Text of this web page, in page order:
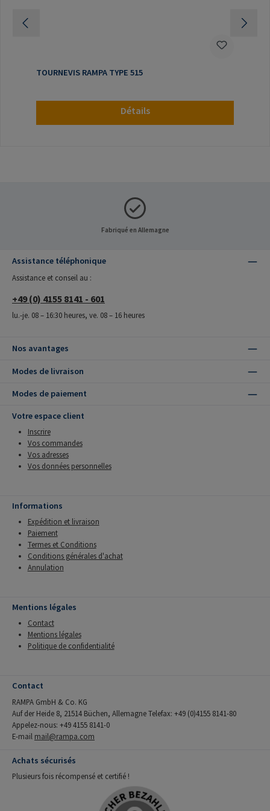
TOURNEVIS RAMPA TYPE 515
Détails
Fabriqué en Allemagne
Assistance téléphonique
Assistance et conseil au :
+49 (0) 4155 8141 - 601
lu.-je. 08 – 16:30 heures, ve. 08 – 16 heures
Nos avantages
Modes de livraison
Modes de paiement
Votre espace client
Inscrire
Vos commandes
Vos adresses
Vos données personnelles
Informations
Expédition et livraison
Paiement
Termes et Conditions
Conditions générales d'achat
Annulation
Mentions légales
Contact
Mentions légales
Politique de confidentialité
Contact
RAMPA GmbH & Co. KG
Auf der Heide 8, 21514 Büchen, Allemagne Telefax: +49 (0)4155 8141-80
Appelez-nous: +49 4155 8141-0
E-mail mail@rampa.com
Achats sécurisés
Plusieurs fois récompensé et certifié !